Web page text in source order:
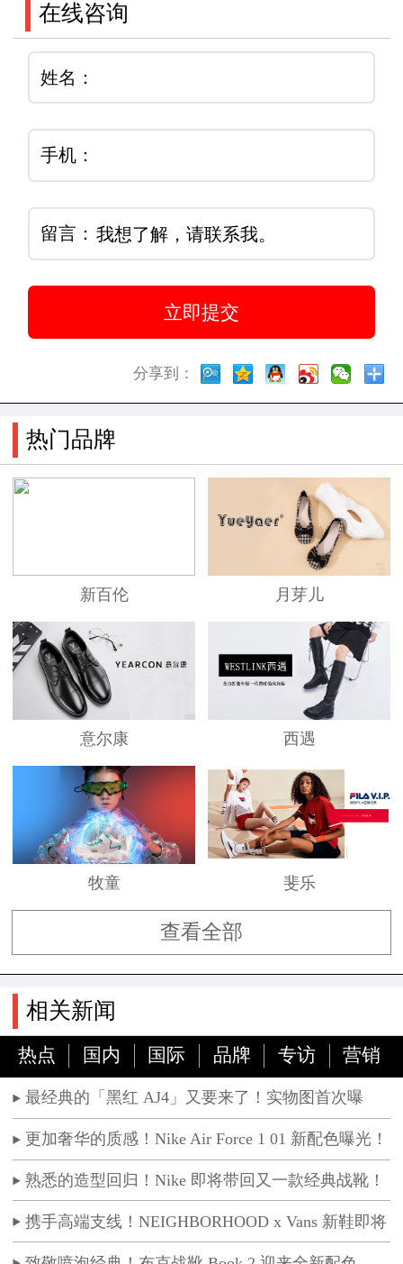
在线咨询
姓名：
手机：
留言：
分享到：
热门品牌
新百伦 月芽儿
意尔康 西遇
牧童 斐乐
查看全部
相关新闻
热点 国内 国际 品牌 专访 营销
最经典的「黑红 AJ4」又要来了！实物图首次曝
光！
更加奢华的质感！Nike Air Force 1 01 新配色曝光！
熟悉的造型回归！Nike 即将带回又一款经典战靴！
携手高端支线！NEIGHBORHOOD x Vans 新鞋即将
发售